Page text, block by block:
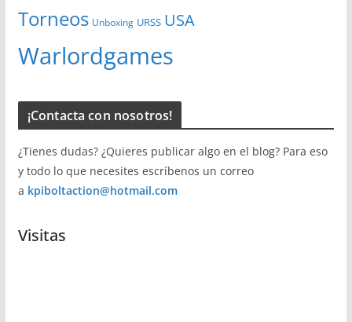
Torneos Unboxing URSS USA
Warlordgames
¡Contacta con nosotros!
¿Tienes dudas? ¿Quieres publicar algo en el blog? Para eso
y todo lo que necesites escríbenos un correo
a kpiboltaction@hotmail.com
Visitas